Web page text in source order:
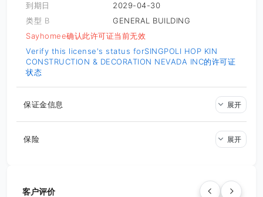
到期日
2029-04-30
类型 B
GENERAL BUILDING
Sayhomee确认此许可证当前无效
Verify this license's status forSINGPOLI HOP KIN
CONSTRUCTION & DECORATION NEVADA INC的许可证
状态
保证金信息 展开
保险 展开
客户评价